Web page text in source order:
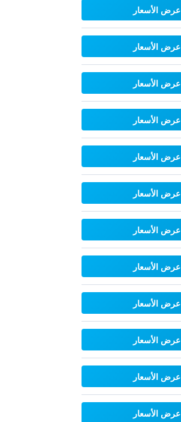
عرض الأسعار
عرض الأسعار
عرض الأسعار
عرض الأسعار
عرض الأسعار
عرض الأسعار
عرض الأسعار
عرض الأسعار
عرض الأسعار
عرض الأسعار
عرض الأسعار
عرض الأسعار